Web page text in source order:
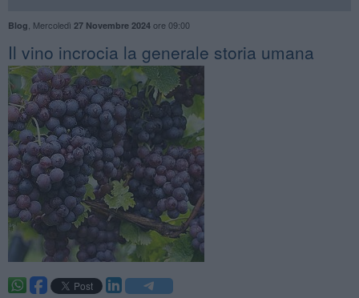
Blog Mercoledì 27 Novembre 2024ore 09:00
​Il vino incrocia la generale storia umana